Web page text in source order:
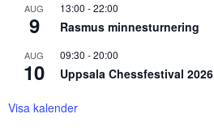
AUG
9
13:00 -22:00
Rasmus minnesturnering
AUG
10
09:30 -20:00
Uppsala Chessfestival 2026
Visa kalender